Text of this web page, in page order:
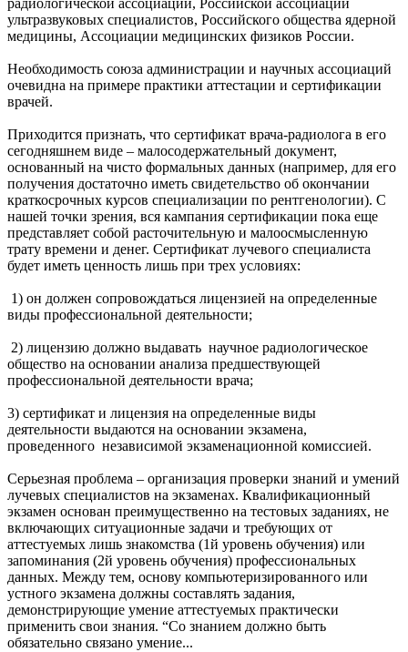
радиологической ассоциации, Российской ассоциации
ультразвуковых специалистов, Российского общества ядерной
медицины, Ассоциации медицинских физиков России.
Необходимость союза администрации и научных ассоциаций
очевидна на примере практики аттестации и сертификации
врачей.
Приходится признать, что сертификат врача-радиолога в его
сегодняшнем виде – малосодержательный документ,
основанный на чисто формальных данных (например, для его
получения достаточно иметь свидетельство об окончании
краткосрочных курсов специализации по рентгенологии). С
нашей точки зрения, вся кампания сертификации пока еще
представляет собой расточительную и малоосмысленную
трату времени и денег. Сертификат лучевого специалиста
будет иметь ценность лишь при трех условиях:
1) он должен сопровождаться лицензией на определенные
виды профессиональной деятельности;
2) лицензию должно выдавать научное радиологическое
общество на основании анализа предшествующей
профессиональной деятельности врача;
3) сертификат и лицензия на определенные виды
деятельности выдаются на основании экзамена,
проведенного независимой экзаменационной комиссией.
Серьезная проблема – организация проверки знаний и умений
лучевых специалистов на экзаменах. Квалификационный
экзамен основан преимущественно на тестовых заданиях, не
включающих ситуационные задачи и требующих от
аттестуемых лишь знакомства (1й уровень обучения) или
запоминания (2й уровень обучения) профессиональных
данных. Между тем, основу компьютеризированного или
устного экзамена должны составлять задания,
демонстрирующие умение аттестуемых практически
применить свои знания. “Со знанием должно быть
обязательно связано умение...